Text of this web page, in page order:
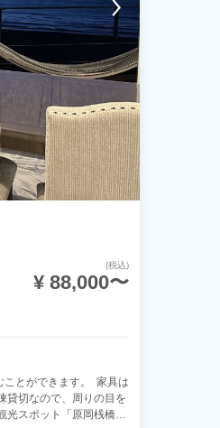
(税込)
¥ 88,000〜
ことができます。 家具は
貸切なので、周りの目を
スポット「原岡桟橋」